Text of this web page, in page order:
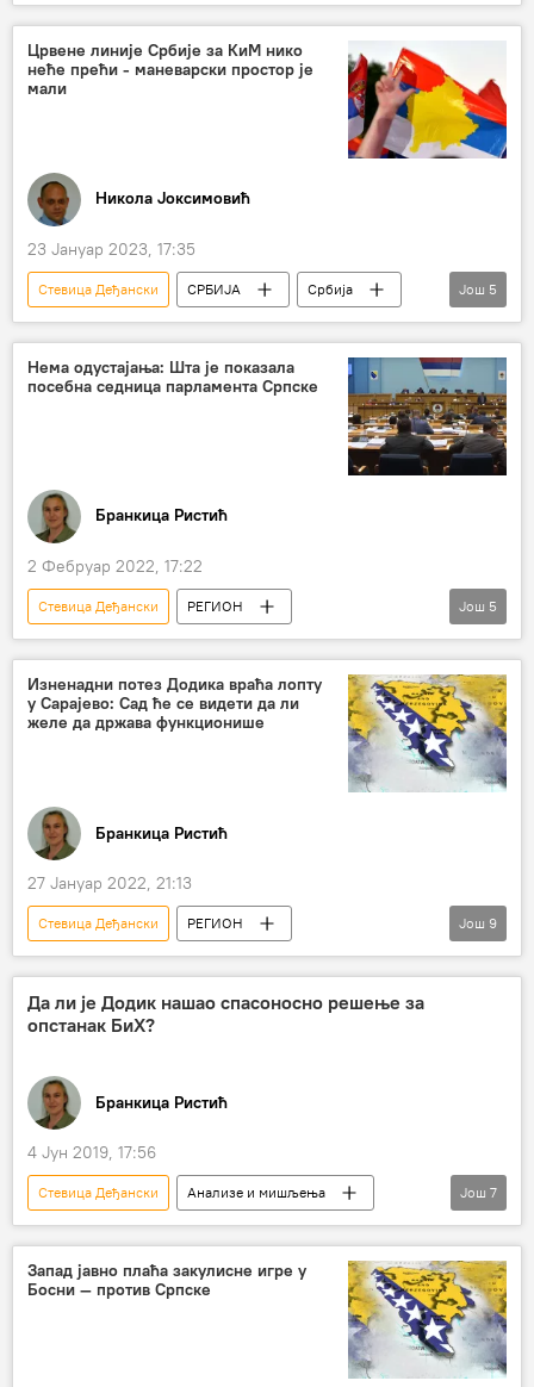
Србија – политика
Европска унија (ЕУ)
придруживање Србије ЕУ
Европска комисија
извештај
Црвене линије Србије за КиМ нико
неће прећи - маневарски простор је
мали
Никола Јоксимовић
23 Јануар 2023, 17:35
Стевица Деђански СРБИЈА
Србија
Србија – политика
Косово и Метохија (КиМ)
Квинта
црвене линије
Још 5
Нема одустајања: Шта је показала
посебна седница парламента Српске
Бранкица Ристић
2 Фебруар 2022, 17:22
Стевица Деђански
РЕГИОН
Република Српска (РС)
Босна и Херцеговина (БиХ)
Милорад Додик
Драган Човић
седница
Још 5
Изненадни потез Додика враћа лопту
у Сарајево: Сад ће се видети да ли
желе да држава функционише
Бранкица Ристић
27 Јануар 2022, 21:13
Стевица Деђански
РЕГИОН
Милорад Додик
закон
Република Српска (РС)
Драган Човић
Босна и Херцеговина (БиХ)
Још 9
Да ли је Додик нашао спасоносно решење за
опстанак БиХ?
Бранкица Ристић
4 Јун 2019, 17:56
Стевица Деђански
Анализе и мишљења
Вести
Свет
Балканске игре без граница
државна заједница
Још 7
Запад јавно плаћа закулисне игре у
Босни — против Српске